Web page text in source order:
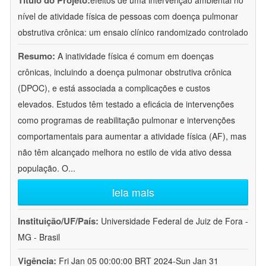
nível de atividade física de pessoas com doença pulmonar
obstrutiva crônica: um ensaio clínico randomizado controlado
Resumo: A inatividade física é comum em doenças
crônicas, incluindo a doença pulmonar obstrutiva crônica
(DPOC), e está associada a complicações e custos
elevados. Estudos têm testado a eficácia de intervenções
como programas de reabilitação pulmonar e intervenções
comportamentais para aumentar a atividade física (AF), mas
não têm alcançado melhora no estilo de vida ativo dessa
população. O...
leia mais
Instituição/UF/País: Universidade Federal de Juiz de Fora -
MG - Brasil
Vigência: Fri Jan 05 00:00:00 BRT 2024-Sun Jan 31